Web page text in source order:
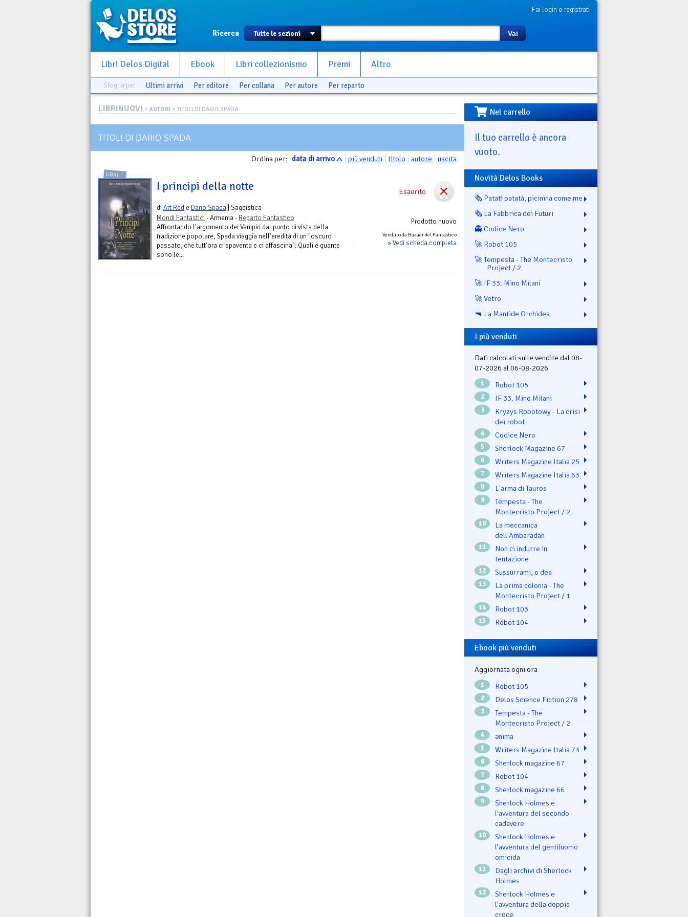
Fai login o registrati
Ricerca Vai
Libri Delos Digital Ebook Libri collezionismo Premi Altro
Sfoglia per Ultimi arrivi Per editore Per collana Per autore Per reparto
LIBRINUOVI > AUTORI > TITOLI DI DARIO SPADA
TITOLI DI DARIO SPADA
Ordina per: data di arrivo più venduti titolo autore uscita
Esaurito
Prodotto nuovo
Venduto da Bazaar del Fantastico
» Vedi scheda completa
LIBRI
I principi della notte
diArt Red e Dario Spada | Saggistica
Mondi Fantastici - Armenia - Reparto Fantastico
Affrontando l'argomento dei Vampiri dal punto di vista della
tradizione popolare, Spada viaggia nell'eredità di un "oscuro
passato, che tutt'ora ci spaventa e ci affascina": Quali e quante
sono le...
Nel carrello
Il tuo carrello è ancora
vuoto.
Novità Delos Books
🗞️ Patatì patatà, picinina come me
🗞️ La Fabbrica dei Futuri
👻 Codice Nero
🚀 Robot 105
🚀 Tempesta - The Montecristo
Project / 2
🚀 IF 33. Mino Milani
🚀 Vetro
🔫 La Mantide Orchidea
I più venduti
Dati calcolati sulle vendite dal 08-
07-2026 al 06-08-2026
1 Robot 105
2 IF 33. Mino Milani
3
Kryzys Robotowy - La crisi
dei robot
4 Codice Nero
5 Sherlock Magazine 67
6 Writers Magazine Italia 25
7 Writers Magazine Italia 63
8 L'arma di Tauros
9
Tempesta - The
Montecristo Project / 2
10
La meccanica
dell'Ambaradan
11
Non ci indurre in
tentazione
12 Sussurrami, o dea
13
La prima colonia - The
Montecristo Project / 1
14 Robot 103
15 Robot 104
Ebook più venduti
Aggiornata ogni ora
1 Robot 105
2 Delos Science Fiction 278
3
Tempesta - The
Montecristo Project / 2
4 ənima
5 Writers Magazine Italia 73
6 Sherlock magazine 67
7 Robot 104
8 Sherlock magazine 66
9
Sherlock Holmes e
l'avventura del secondo
cadavere
10
Sherlock Holmes e
l’avventura del gentiluomo
omicida
11
Dagli archivi di Sherlock
Holmes
12
Sherlock Holmes e
l’avventura della doppia
croce